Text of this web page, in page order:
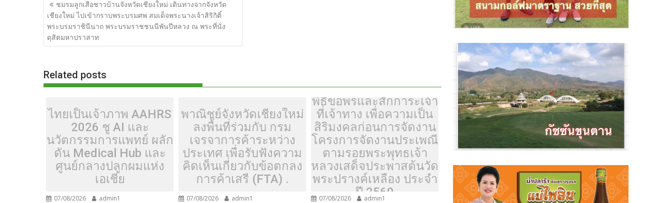
e
b
o
o
k
itt
er
d
di
e g
g
m
bl
er
e
p
y
n
ar
e
เรื่อง
ชมรมลูกเสือชาวบ้านจังหวัดเชียงใหม่ เดินทางจากจังหวัด
เชียงใหม่ ไปเข้ากราบพระบรมศพ สมเด็จพระนางเจ้าสิริกิติ์
พระบรมราชินีนาถ พระบรมราชชนนีพันปีหลวง ณ พระที่นั่ง
ดุสิตมหาปราสาท
Related posts
ไทยเป็นเจ้าภาพ AAHRS
2026 ชู AI และ
นวัตกรรมการแพทย์ ผลัก
ดัน Medical Hub และ
ศูนย์กลางปลูกผมแห่ง
เอเชีย
07/08/2026 admin1
พาณิชย์จังหวัดเชียงใหม่
ลงพื้นที่ร่วมกับ กรม
เจรจาการค้าระหว่าง
ประเทศ เพื่อรับฟังความ
คิดเห็นเกี่ยวกับข้อตกลง
การค้าเสรี (FTA) .
07/08/2026 admin1
พิธีขอพรและสักการะเจ้า
ที่เจ้าทาง เพื่อความเป็น
สิริมงคลก่อนการจัดงาน
โครงการจัดงานประเพณี
ตามรอยพระพุทธเจ้า
หลวงเสด็จประพาสต้นวัด
พระปรางค์เหลือง ประจำ
ปี 2569
07/08/2026 admin1